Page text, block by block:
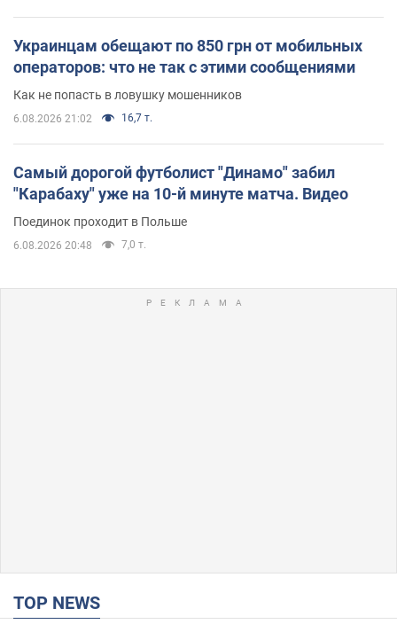
Украинцам обещают по 850 грн от мобильных
операторов: что не так с этими сообщениями
Как не попасть в ловушку мошенников
6.08.2026 21:02 16,7 т.
Самый дорогой футболист "Динамо" забил
"Карабаху" уже на 10-й минуте матча. Видео
Поединок проходит в Польше
6.08.2026 20:48 7,0 т.
TOP NEWS